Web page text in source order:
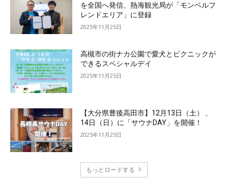
を全国へ発信、熱海観光局が「モンベルフ
レンドエリア」に登録
2025年11月25日
高槻市の街ナカ公園で愛犬とピクニックが
できるスペシャルデイ
2025年11月25日
【大分県豊後高田市】12月13日（土） 、
14日（日）に「サウナDAY」を開催！
2025年11月25日
もっとロードする